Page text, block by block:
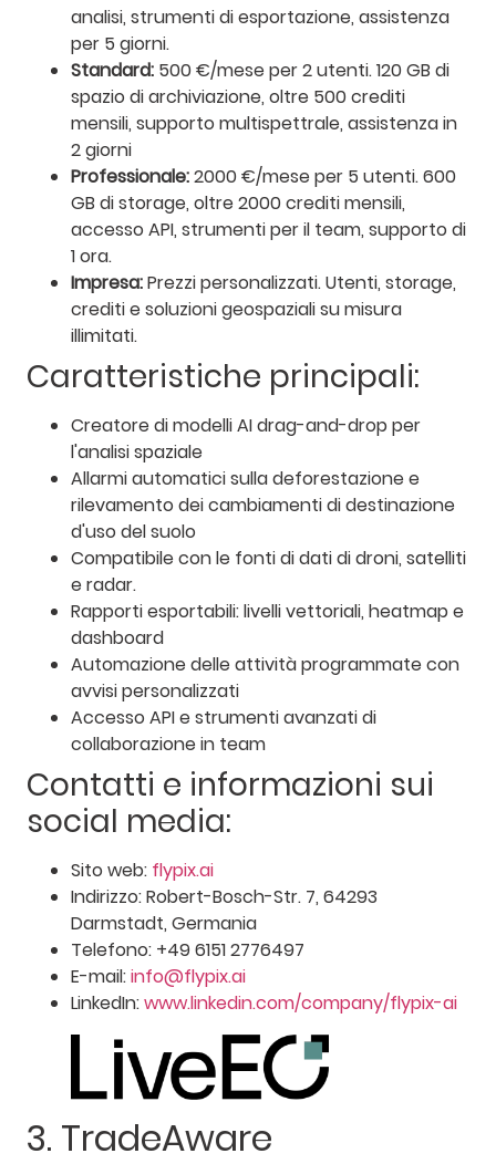
analisi, strumenti di esportazione, assistenza
per 5 giorni.
Standard: 500 €/mese per 2 utenti. 120 GB di
spazio di archiviazione, oltre 500 crediti
mensili, supporto multispettrale, assistenza in
2 giorni
Professionale:2000 €/mese per 5 utenti. 600
GB di storage, oltre 2000 crediti mensili,
accesso API, strumenti per il team, supporto di
1 ora.
Impresa:Prezzi personalizzati. Utenti, storage,
crediti e soluzioni geospaziali su misura
illimitati.
Caratteristiche principali:
Creatore di modelli AI drag-and-drop per
l'analisi spaziale
Allarmi automatici sulla deforestazione e
rilevamento dei cambiamenti di destinazione
d'uso del suolo
Compatibile con le fonti di dati di droni, satelliti
e radar.
Rapporti esportabili: livelli vettoriali, heatmap e
dashboard
Automazione delle attività programmate con
avvisi personalizzati
Accesso API e strumenti avanzati di
collaborazione in team
Contatti e informazioni sui
social media:
Sito web: flypix.ai
Indirizzo: Robert-Bosch-Str. 7, 64293
Darmstadt, Germania
Telefono: +49 6151 2776497
E-mail:info@flypix.ai
LinkedIn:www.linkedin.com/company/flypix-ai
3. TradeAware